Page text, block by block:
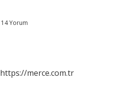
14 Yorum
https://merce.com.tr